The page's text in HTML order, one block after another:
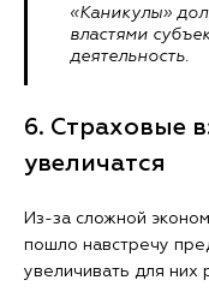
«Каникулы»
властями
деятельность.
6. Страховые
увеличатся
Из-за сложной
пошло навстречу
увеличивать для них